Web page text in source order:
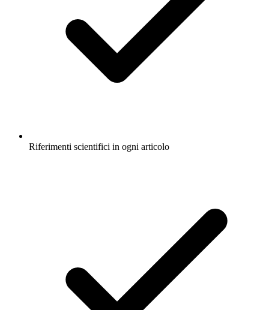
Riferimenti scientifici in ogni articolo